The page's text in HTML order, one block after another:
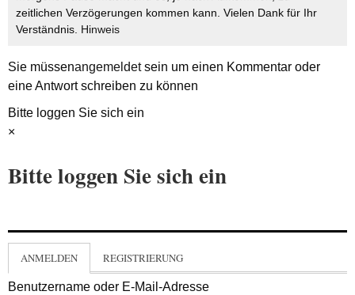
zeitlichen Verzögerungen kommen kann. Vielen Dank für Ihr
Verständnis. Hinweis
Sie müssenangemeldetsein um einen Kommentar oder
eine Antwort schreiben zu können
Bitte loggen Sie sich ein
×
Bitte loggen Sie sich ein
ANMELDEN REGISTRIERUNG
Benutzername oder E-Mail-Adresse